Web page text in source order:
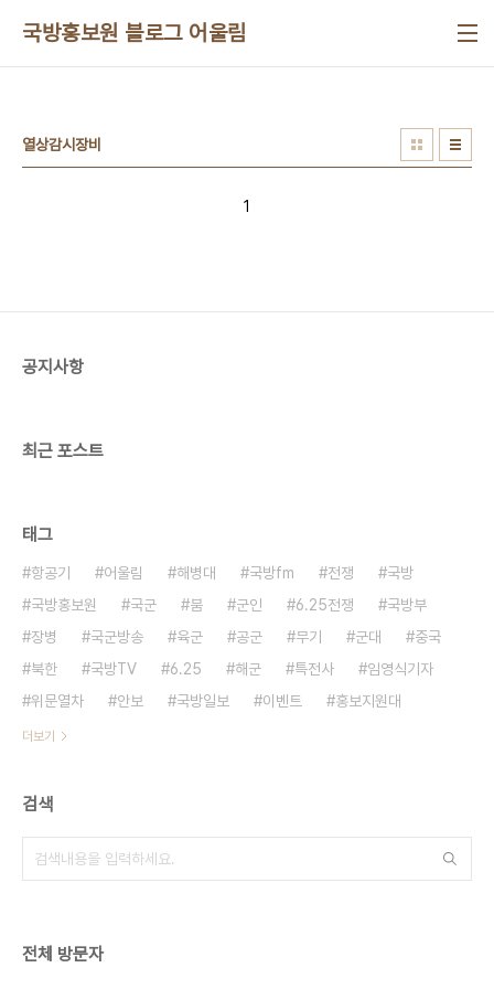
국방홍보원 블로그 어울림
열상감시장비
1
공지사항
최근 포스트
태그
항공기 어울림 해병대 국방fm 전쟁
국방
국방홍보원
국군 붐 군인 6.25전쟁
국방부
장병
국군방송 육군 공군 무기 군대
중국
북한
국방TV 6.25 해군 특전사
임영식기자
위문열차
안보 국방일보 이벤트 홍보지원대
더보기
검색
전체 방문자